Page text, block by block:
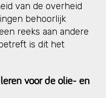
van de overheid
behoorlijk
reeks aan andere
is dit het
voor de olie- en